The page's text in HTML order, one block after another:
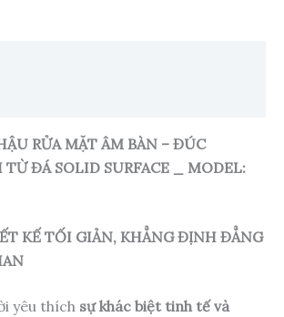
RỬA MẶT ÂM BÀN – ĐÚC
ĐÁ SOLID SURFACE _ MODEL:
KẾ TỐI GIẢN, KHẲNG ĐỊNH ĐẲNG
yêu thích sự khác biệt tinh tế và